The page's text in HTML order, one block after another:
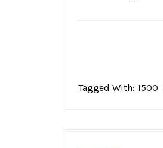
Tagged With: 1500